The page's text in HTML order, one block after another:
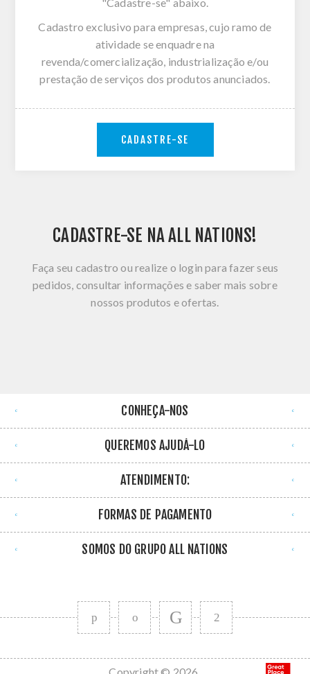
Cadastro exclusivo para empresas, cujo ramo de
atividade se enquadre na
revenda/comercialização, industrialização e/ou
prestação de serviços dos produtos anunciados.
CADASTRE-SE
CADASTRE-SE NA ALL NATIONS!
Faça seu cadastro ou realize o login para fazer seus
pedidos, consultar informações e saber mais sobre
nossos produtos e ofertas.
CONHEÇA-NOS
QUEREMOS AJUDÁ-LO
ATENDIMENTO:
FORMAS DE PAGAMENTO
SOMOS DO GRUPO ALL NATIONS